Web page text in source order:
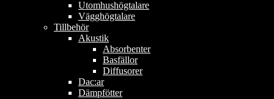
Utomhushögtalare
Vägghögtalare
Tillbehör
Akustik
Absorbenter
Basfällor
Diffusorer
Dac:ar
Dämpfötter